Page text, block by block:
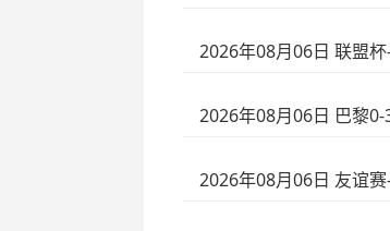
2026年08月06日 联盟
2026年08月06日 巴黎
2026年08月06日 友谊